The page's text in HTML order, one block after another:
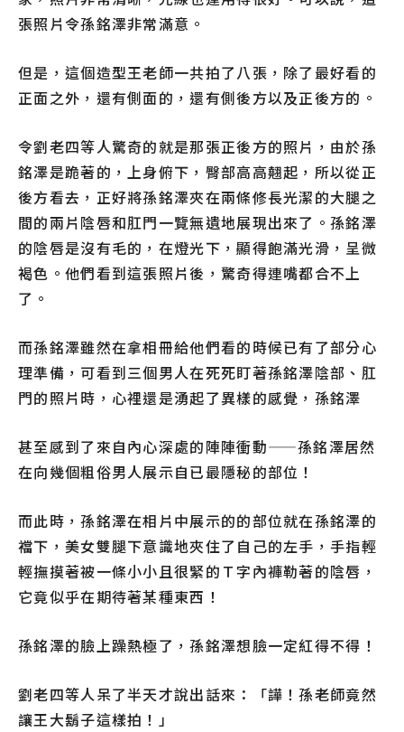
張照片令孫銘澤非常滿意。
但是，這個造型王老師一共拍了八張，除了最好看的
正面之外，還有側面的，還有側後方以及正後方的。
令劉老四等人驚奇的就是那張正後方的照片，由於孫
銘澤是跪著的，上身俯下，臀部高高翹起，所以從正
後方看去，正好將孫銘澤夾在兩條修長光潔的大腿之
間的兩片陰唇和肛門一覽無遺地展現出來了。孫銘澤
的陰唇是沒有毛的，在燈光下，顯得飽滿光滑，呈微
褐色。他們看到這張照片後，驚奇得連嘴都合不上
了。
而孫銘澤雖然在拿相冊給他們看的時候已有了部分心
理準備，可看到三個男人在死死盯著孫銘澤陰部、肛
門的照片時，心裡還是湧起了異樣的感覺，孫銘澤
甚至感到了來自內心深處的陣陣衝動——孫銘澤居然
在向幾個粗俗男人展示自已最隱秘的部位！
而此時，孫銘澤在相片中展示的的部位就在孫銘澤的
襠下，美女雙腿下意識地夾住了自己的左手，手指輕
輕撫摸著被一條小小且很緊的Ｔ字內褲勒著的陰唇，
它竟似乎在期待著某種東西！
孫銘澤的臉上躁熱極了，孫銘澤想臉一定紅得不得！
劉老四等人呆了半天才說出話來：「譁！孫老師竟然
讓王大鬍子這樣拍！」